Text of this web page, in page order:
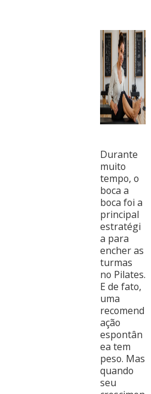
Durante
muito
tempo, o
boca a
boca foi a
principal
estratégi
a para
encher as
turmas
no Pilates.
E de fato,
uma
recomend
ação
espontân
ea tem
peso. Mas
quando
seu